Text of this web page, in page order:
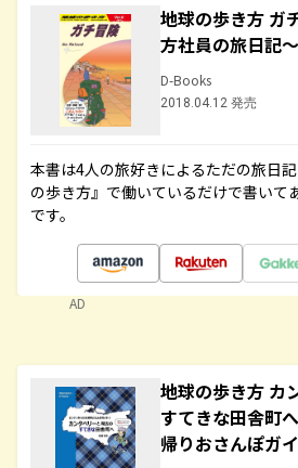
地球の歩き方 ガ
方社員の旅日記～
D-Books
2018.04.12 発売
本書は4人の旅好きによるただの旅日
の歩き方』で働いているだけで書いて
です。
AD
地球の歩き方 カ
すてきな田舎町
帰りおさんぽガ